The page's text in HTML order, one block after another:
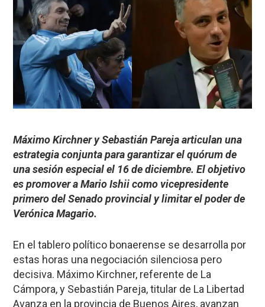
Máximo Kirchner y Sebastián Pareja articulan una
estrategia conjunta para garantizar el quórum de
una sesión especial el 16 de diciembre. El objetivo
es promover a Mario Ishii como vicepresidente
primero del Senado provincial y limitar el poder de
Verónica Magario.
En el tablero político bonaerense se desarrolla por
estas horas una negociación silenciosa pero
decisiva. Máximo Kirchner, referente de La
Cámpora, y Sebastián Pareja, titular de La Libertad
Avanza en la provincia de Buenos Aires, avanzan